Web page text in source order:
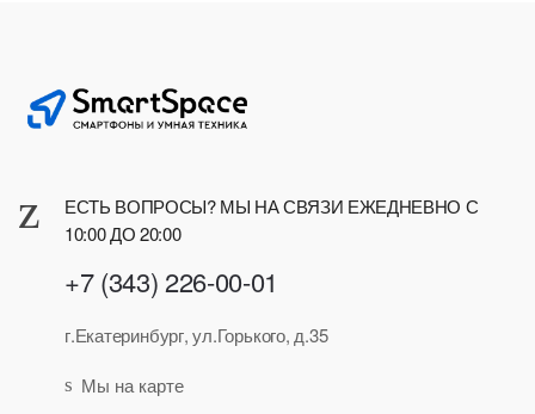
ЕСТЬ ВОПРОСЫ? МЫ НА СВЯЗИ ЕЖЕДНЕВНО С
10:00 ДО 20:00
+7 (343) 226-00-01
г.Екатеринбург, ул.Горького, д.35
Мы на карте